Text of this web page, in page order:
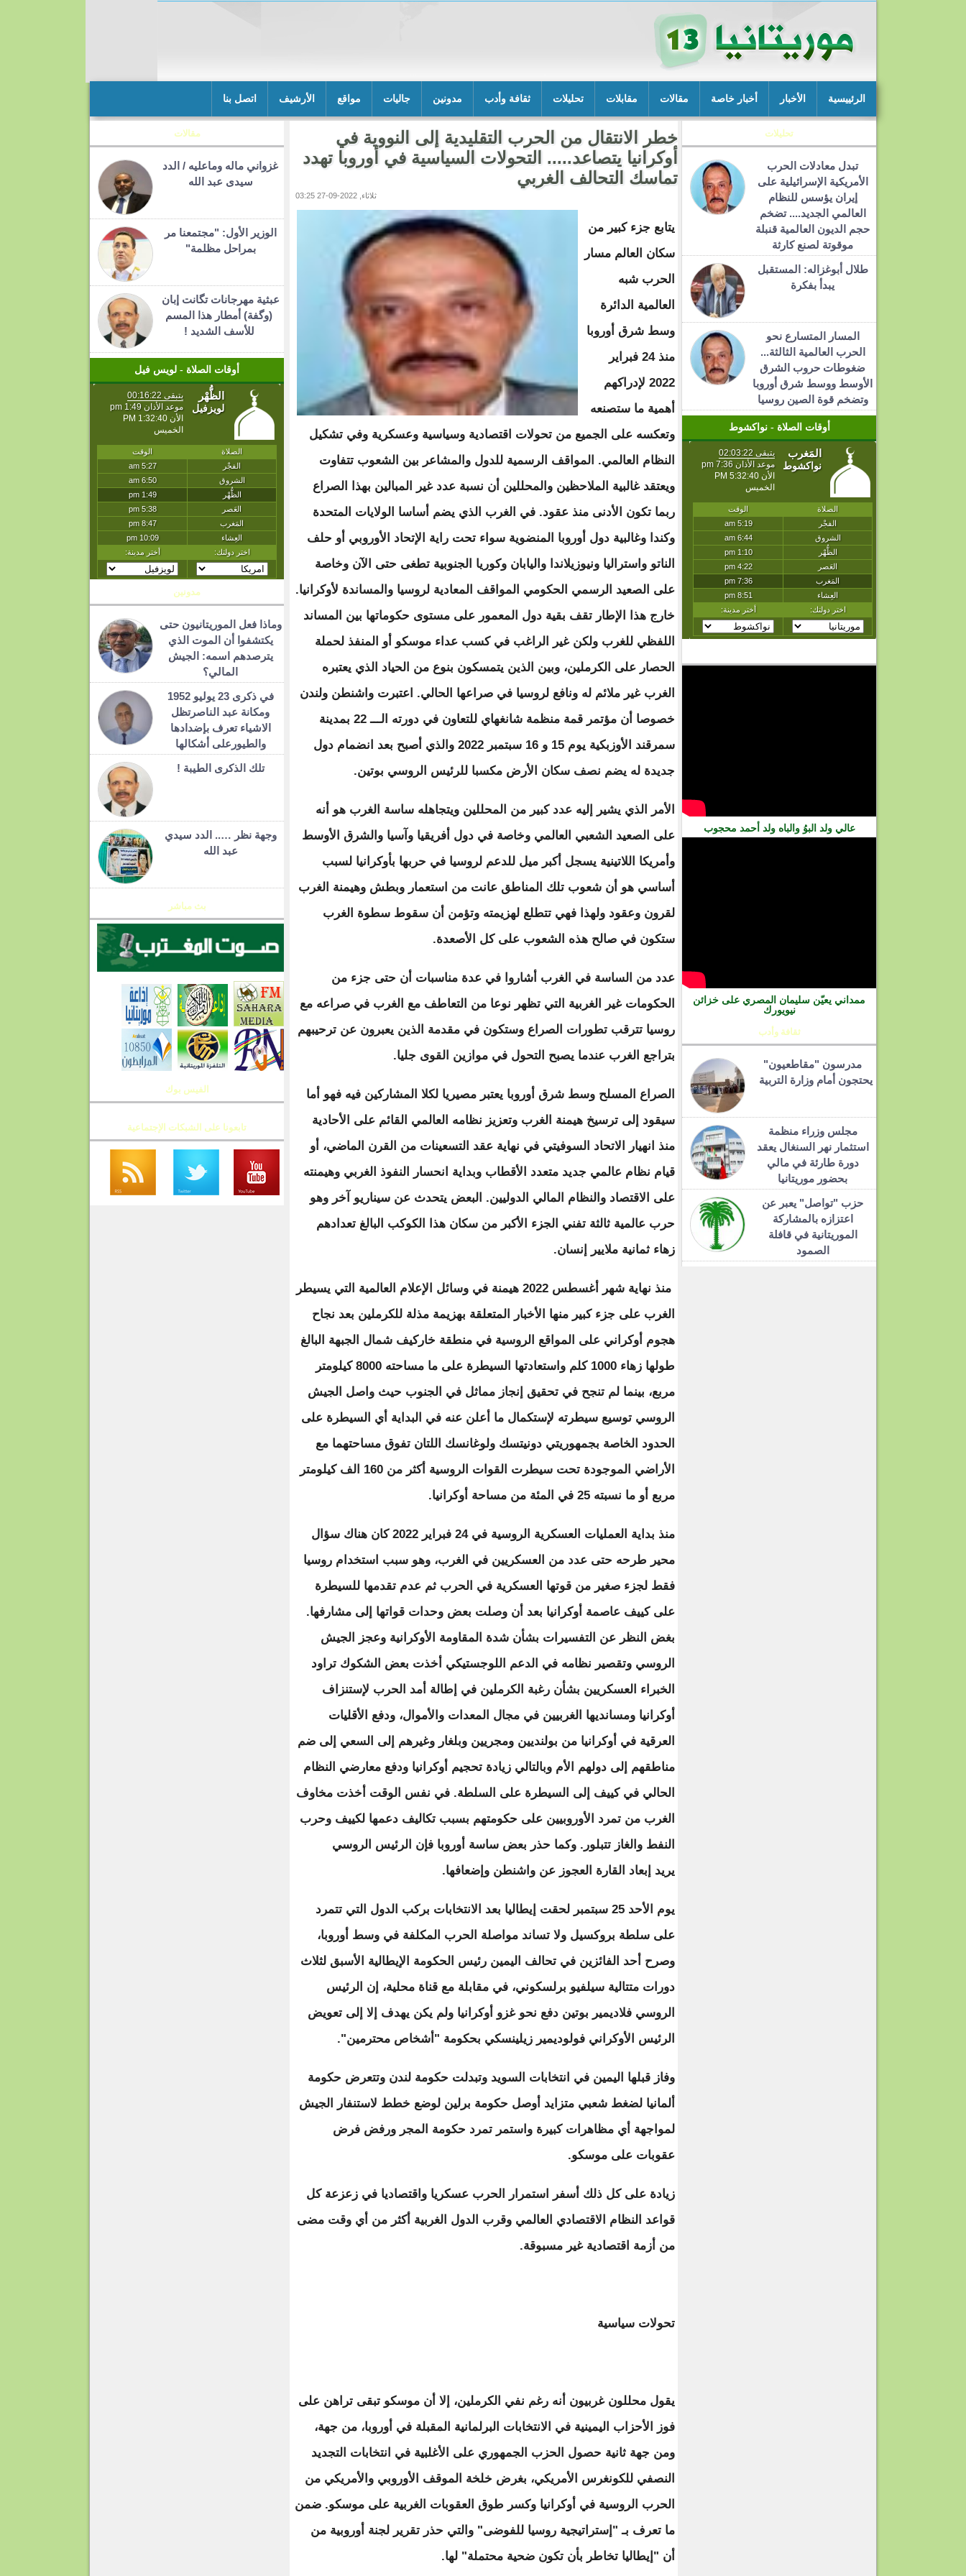
الرئييسية الأخبار أخبار خاصة مقالات مقابلات تحليلات ثقافة وأدب مدونين جاليات مواقع الأرشيف اتصل بنا
تحليلات
تبدل معادلات الحرب
الأمريكية الإسرائيلية على
إيران يؤسس للنظام
العالمي الجديد.... تضخم
حجم الديون العالمية قنبلة
موقوتة لصنع كارثة
طلال أبوغزاله: المستقبل
يبدأ بفكرة
المسار المتسارع نحو
الحرب العالمية الثالثة...
ضغوطات حروب الشرق
الأوسط ووسط شرق أوروبا
وتضخم قوة الصين روسيا
أوقات الصلاة - نواكشوط
عالي ولد البوُ والباه ولد أحمد محجوب
ممداني يعيّن سليمان المصري على خزائن
نيويورك
ثقافة وأدب
مدرسون "مقاطعيون"
يحتجون أمام وزارة التربية
مجلس وزراء منظمة
استثمار نهر السنغال يعقد
دورة طارئة في مالي
بحضور موريتانيا
حزب "تواصل" يعبر عن
اعتزازه بالمشاركة
الموريتانية في قافلة
الصمود
خطر الانتقال من الحرب التقليدية إلى النووية في
أوكرانيا يتصاعد..... التحولات السياسية في أوروبا تهدد
تماسك التحالف الغربي
ثلاثاء, 2022-09-27 03:25
يتابع جزء كبير من
سكان العالم مسار
الحرب شبه
العالمية الدائرة
وسط شرق أوروبا
منذ 24 فبراير
2022 لإدراكهم
أهمية ما ستصنعه
وتعكسه على الجميع من تحولات اقتصادية وسياسية وعسكرية وفي تشكيل
النظام العالمي. المواقف الرسمية للدول والمشاعر بين الشعوب تتفاوت
ويعتقد غالبية الملاحظين والمحللين أن نسبة عدد غير المبالين بهذا الصراع
ربما تكون الأدنى منذ عقود. في الغرب الذي يضم أساسا الولايات المتحدة
وكندا وغالبية دول أوروبا المنضوية سواء تحت راية الإتحاد الأوروبي أو حلف
الناتو واستراليا ونيوزيلاندا واليابان وكوريا الجنوبية تطغى حتى الآن وخاصة
على الصعيد الرسمي الحكومي المواقف المعادية لروسيا والمساندة لأوكرانيا.
خارج هذا الإطار تقف بقية دول المعمور على مستوى حكوماتها بين المساند
اللفظي للغرب ولكن غير الراغب في كسب عداء موسكو أو المنفذ لحملة
الحصار على الكرملين، وبين الذين يتمسكون بنوع من الحياد الذي يعتبره
الغرب غير ملائم له ونافع لروسيا في صراعها الحالي. اعتبرت واشنطن ولندن
خصوصا أن مؤتمر قمة منظمة شانغهاي للتعاون في دورته الـــ 22 بمدينة
سمرقند الأوزبكية يوم 15 و 16 سبتمبر 2022 والذي أصبح بعد انضمام دول
جديدة له يضم نصف سكان الأرض مكسبا للرئيس الروسي بوتين.
الأمر الذي يشير إليه عدد كبير من المحللين ويتجاهله ساسة الغرب هو أنه
على الصعيد الشعبي العالمي وخاصة في دول أفريقيا وآسيا والشرق الأوسط
وأمريكا اللاتينية يسجل أكبر ميل للدعم لروسيا في حربها بأوكرانيا لسبب
أساسي هو أن شعوب تلك المناطق عانت من استعمار وبطش وهيمنة الغرب
لقرون وعقود ولهذا فهي تتطلع لهزيمته وتؤمن أن سقوط سطوة الغرب
ستكون في صالح هذه الشعوب على كل الأصعدة.
عدد من الساسة في الغرب أشاروا في عدة مناسبات أن حتى جزء من
الحكومات غير الغربية التي تظهر نوعا من التعاطف مع الغرب في صراعه مع
روسيا تترقب تطورات الصراع وستكون في مقدمة الذين يعبرون عن ترحيبهم
بتراجع الغرب عندما يصبح التحول في موازين القوى جليا.
الصراع المسلح وسط شرق أوروبا يعتبر مصيريا لكلا المشاركين فيه فهو أما
سيقود إلى ترسيخ هيمنة الغرب وتعزيز نظامه العالمي القائم على الأحادية
منذ انهيار الاتحاد السوفيتي في نهاية عقد التسعينات من القرن الماضي، أو
قيام نظام عالمي جديد متعدد الأقطاب وبداية انحسار النفوذ الغربي وهيمنته
على الاقتصاد والنظام المالي الدوليين. البعض يتحدث عن سيناريو آخر وهو
حرب عالمية ثالثة تفني الجزء الأكبر من سكان هذا الكوكب البالغ تعدادهم
زهاء ثمانية ملايير إنسان.
منذ نهاية شهر أغسطس 2022 هيمنة في وسائل الإعلام العالمية التي يسيطر
الغرب على جزء كبير منها الأخبار المتعلقة بهزيمة مذلة للكرملين بعد نجاح
هجوم أوكراني على المواقع الروسية في منطقة خاركيف شمال الجبهة البالغ
طولها زهاء 1000 كلم واستعادتها السيطرة على ما مساحته 8000 كيلومتر
مربع، بينما لم تنجح في تحقيق إنجاز مماثل في الجنوب حيث واصل الجيش
الروسي توسيع سيطرته لإستكمال ما أعلن عنه في البداية أي السيطرة على
الحدود الخاصة بجمهوريتي دونيتسك ولوغانسك اللتان تفوق مساحتهما مع
الأراضي الموجودة تحت سيطرت القوات الروسية أكثر من 160 الف كيلومتر
مربع أو ما نسبته 25 في المئة من مساحة أوكرانيا.
منذ بداية العمليات العسكرية الروسية في 24 فبراير 2022 كان هناك سؤال
محير طرحه حتى عدد من العسكريين في الغرب، وهو سبب استخدام روسيا
فقط لجزء صغير من قوتها العسكرية في الحرب ثم عدم تقدمها للسيطرة
على كييف عاصمة أوكرانيا بعد أن وصلت بعض وحدات قواتها إلى مشارفها.
بغض النظر عن التفسيرات بشأن شدة المقاومة الأوكرانية وعجز الجيش
الروسي وتقصير نظامه في الدعم اللوجستيكي أخذت بعض الشكوك تراود
الخبراء العسكريين بشأن رغبة الكرملين في إطالة أمد الحرب لإستنزاف
أوكرانيا ومسانديها الغربيين في مجال المعدات والأموال، ودفع الأقليات
العرقية في أوكرانيا من بولنديين ومجريين وبلغار وغيرهم إلى السعي إلى ضم
مناطقهم إلى دولهم الأم وبالتالي زيادة تحجيم أوكرانيا ودفع معارضي النظام
الحالي في كييف إلى السيطرة على السلطة. في نفس الوقت أخذت مخاوف
الغرب من تمرد الأوروبيين على حكومتهم بسبب تكاليف دعمها لكييف وحرب
النفط والغاز تتبلور. وكما حذر بعض ساسة أوروبا فإن الرئيس الروسي
يريد إبعاد القارة العجوز عن واشنطن وإضعافها.
يوم الأحد 25 سبتمبر لحقت إيطاليا بعد الانتخابات بركب الدول التي تتمرد
على سلطة بروكسيل ولا تساند مواصلة الحرب المكلفة في وسط أوروبا،
وصرح أحد الفائزين في تحالف اليمين رئيس الحكومة الإيطالية الأسبق لثلاث
دورات متتالية سيلفيو برلسكوني، في مقابلة مع قناة محلية، إن الرئيس
الروسي فلاديمير بوتين دفع نحو غزو أوكرانيا ولم يكن يهدف إلا إلى تعويض
الرئيس الأوكراني فولوديمير زيلينسكي بحكومة "أشخاص محترمين".
وفاز قبلها اليمين في انتخابات السويد وتبدلت حكومة لندن وتتعرض حكومة
ألمانيا لضغط شعبي متزايد أوصل حكومة برلين لوضع خطط لاستنفار الجيش
لمواجهة أي مظاهرات كبيرة واستمر تمرد حكومة المجر ورفض فرض
عقوبات على موسكو.
زيادة على كل ذلك أسفر استمرار الحرب عسكريا واقتصاديا في زعزعة كل
قواعد النظام الاقتصادي العالمي وقرب الدول الغربية أكثر من أي وقت مضى
من أزمة اقتصادية غير مسبوقة.
تحولات سياسية
يقول محللون غربيون أنه رغم نفي الكرملين، إلا أن موسكو تبقى تراهن على
فوز الأحزاب اليمينية في الانتخابات البرلمانية المقبلة في أوروبا، من جهة،
ومن جهة ثانية حصول الحزب الجمهوري على الأغلبية في انتخابات التجديد
النصفي للكونغرس الأمريكي، بغرض خلخة الموقف الأوروبي والأمريكي من
الحرب الروسية في أوكرانيا وكسر طوق العقوبات الغربية على موسكو. ضمن
ما تعرف بـ "إستراتيجية روسيا للفوضى" والتي حذر تقرير لجنة أوروبية من
أن "إيطاليا تخاطر بأن تكون ضحية محتملة" لها.
مقالات
غزواني ماله وماعليه / الدد
سيدى عبد الله
الوزير الأول: "مجتمعنا مر
بمراحل مظلمة"
عبثية مهرجانات تگانت إبان
(وگفة) أمطار هذا المسم
للأسف الشديد !
أوقات الصلاة - لويس فيل
مدونين
وماذا فعل الموريتانيون حتى
يكتشفوا أن الموت الذي
يترصدهم اسمه: الجيش
المالي؟
في ذكرى 23 يوليو 1952
ومكانة عبد الناصرتظل
الاشياء تعرف بإضدادها
والطيورعلى أشكالها
تلك الذكرى الطيبة !
وجهة نظر ….. الدد سيدي
عبد الله
بث مباشر
الفيس بوك
تابعونا على الشبكات الإجتماعية